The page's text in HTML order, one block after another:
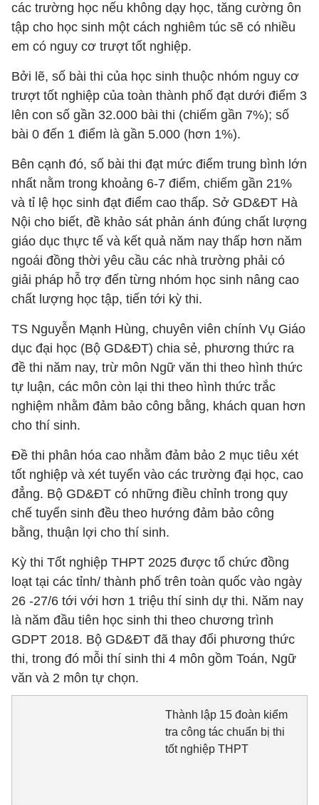
các trường học nếu không dạy học, tăng cường ôn
tập cho học sinh một cách nghiêm túc sẽ có nhiều
em có nguy cơ trượt tốt nghiệp.
Bởi lẽ, số bài thi của học sinh thuộc nhóm nguy cơ
trượt tốt nghiệp của toàn thành phố đạt dưới điểm 3
lên con số gần 32.000 bài thi (chiếm gần 7%); số
bài 0 đến 1 điểm là gần 5.000 (hơn 1%).
Bên cạnh đó, số bài thi đạt mức điểm trung bình lớn
nhất nằm trong khoảng 6-7 điểm, chiếm gần 21%
và tỉ lệ học sinh đạt điểm cao thấp. Sở GD&ĐT Hà
Nội cho biết, đề khảo sát phản ánh đúng chất lượng
giáo dục thực tế và kết quả năm nay thấp hơn năm
ngoái đồng thời yêu cầu các nhà trường phải có
giải pháp hỗ trợ đến từng nhóm học sinh nâng cao
chất lượng học tập, tiến tới kỳ thi.
TS Nguyễn Mạnh Hùng, chuyên viên chính Vụ Giáo
dục đại học (Bộ GD&ĐT) chia sẻ, phương thức ra
đề thi năm nay, trừ môn Ngữ văn thi theo hình thức
tự luận, các môn còn lại thi theo hình thức trắc
nghiệm nhằm đảm bảo công bằng, khách quan hơn
cho thí sinh.
Đề thi phân hóa cao nhằm đảm bảo 2 mục tiêu xét
tốt nghiệp và xét tuyển vào các trường đại học, cao
đẳng. Bộ GD&ĐT có những điều chỉnh trong quy
chế tuyển sinh đều theo hướng đảm bảo công
bằng, thuận lợi cho thí sinh.
Kỳ thi Tốt nghiệp THPT 2025 được tổ chức đồng
loạt tại các tỉnh/ thành phố trên toàn quốc vào ngày
26 -27/6 tới với hơn 1 triệu thí sinh dự thi. Năm nay
là năm đầu tiên học sinh thi theo chương trình
GDPT 2018. Bộ GD&ĐT đã thay đổi phương thức
thi, trong đó mỗi thí sinh thi 4 môn gồm Toán, Ngữ
văn và 2 môn tự chọn.
Thành lập 15 đoàn kiểm
tra công tác chuẩn bị thi
tốt nghiệp THPT